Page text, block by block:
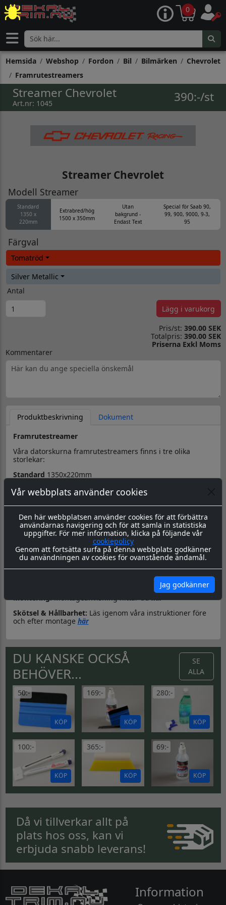
Vår webbplats använder cookies
Den här webbplatsen använder cookies för att förbättra
användarnas navigering och för att samla in statistiska
uppgifter. För mer information, klicka på följande vår
cookiepolicy
Genom att fortsätta surfa på denna webbplats godkänner
du användningen av cookies för ovanstående ändamål.
Jag godkänner
0
Hemsida Webshop Fordon Bil Bilmärken
Chevrolet
Framrutestreamers
Streamer Chevrolet
Art.nr: 1045 390:-/st
Streamer Chevrolet
Modell Streamer
Standard
1350 x
220mm
Extrabred/hög
1500 x 350mm
Utan
bakgrund -
Endast Text
Special för Saab 90,
99, 900, 9000, 9-3,
95
Färgval
Tomatröd
Silver Metallic
Antal
Lägg i varukorg
Pris/st: 390.00 SEK
Totalpris: 390.00 SEK
Priserna Exkl Moms
Kommentarer
Produktbeskrivning
Dokument
Framrutestreamer
Våra datorskurna framrutestreamers finns i tre olika
storlekar:
Standard 1350x220mm
Extra bred/hög1500x350mm
Saab(90,900,9000,9-3,9-5) 1400x360mm
Bakgrunden är formskuren i bågform iöverkant för enkelt
montage. Höjden på mitten är 150mm, förutom på den
extra breda där höjden på mitten är 210mm.
Texten anpassas efter streamerns mått, max 120mm hög
och/eller max 1120mm bred.
Text och bakgrund skickas separat. Texten monteras på
Montering:Montageanvisning hittar du här
Skötsel & Hållbarhet: Läs igenom våra instruktioner före
och efter montage här
DU KANSKE OCKSÅ
BEHÖVER...
SE
ALLA
50:-
KÖP
169:-
KÖP
280:-
KÖP
100:-
KÖP
365:-
KÖP
69:-
KÖP
Då vi tillverkar allt på
plats hos oss, kan vi
erbjuda snabb leverans!
Information